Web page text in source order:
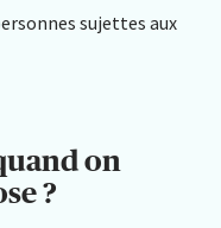
sujettes aux
on
?